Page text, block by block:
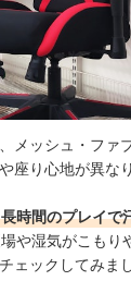
メッシュ・ファ
座り心地が異なり
時間のプレイで
や湿気がこもり
ェックしてみま